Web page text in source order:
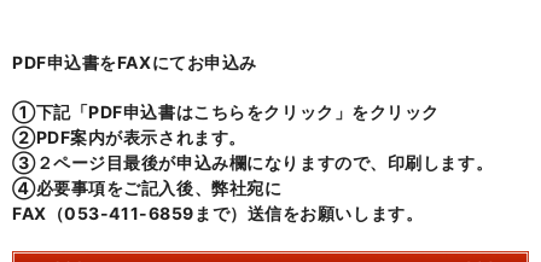
PDF申込書をFAXにてお申込み
①下記「PDF申込書はこちらをクリック」をクリック
②PDF案内が表示されます。
③２ページ目最後が申込み欄になりますので、印刷します。
④必要事項をご記入後、弊社宛に
FAX（053-411-6859まで）送信をお願いします。